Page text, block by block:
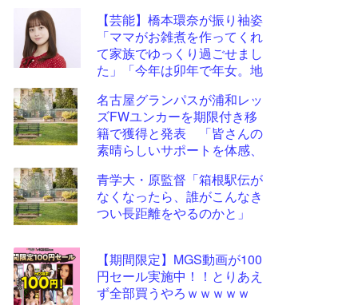
【芸能】橋本環奈が振り袖姿
「ママがお雑煮を作ってくれ
て家族でゆっくり過ごせまし
た」「今年は卯年で年女。地
名古屋グランパスが浦和レッ
ズFWユンカーを期限付き移
籍で獲得と発表 「皆さんの
素晴らしいサポートを体感、
ん」
青学大・原監督「箱根駅伝が
なくなったら、誰がこんなき
つい長距離をやるのかと」
【期間限定】MGS動画が100
円セール実施中！！とりあえ
ず全部買うやろｗｗｗｗｗ
定リ
ンク
更新
ツー
ル